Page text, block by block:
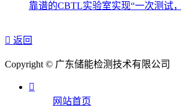
靠谱的CBTL实验室实现“一次测试
 返回
Copyright © 广东储能检测技术有限公司

网站首页